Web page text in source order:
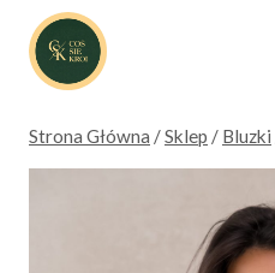
Przejdź
treści
Strona Główna /Sklep / Bluzki